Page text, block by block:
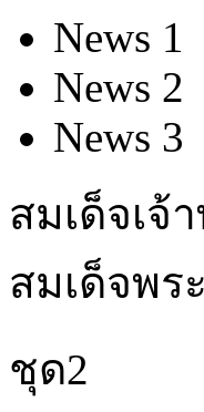
News 1
News 2
News 3
สมเด็จเจ้
สมเด็จพ
ชุด2